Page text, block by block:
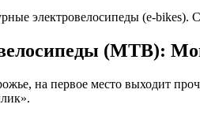
электровелосипеды (e-bikes).
(MTB):
на первое место выходит